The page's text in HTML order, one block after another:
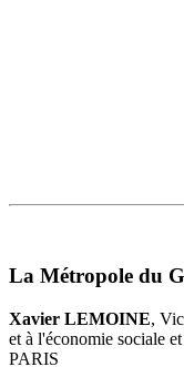
La Métropole du
Xavier LEMOINE,
et à l'économie sociale
PARIS